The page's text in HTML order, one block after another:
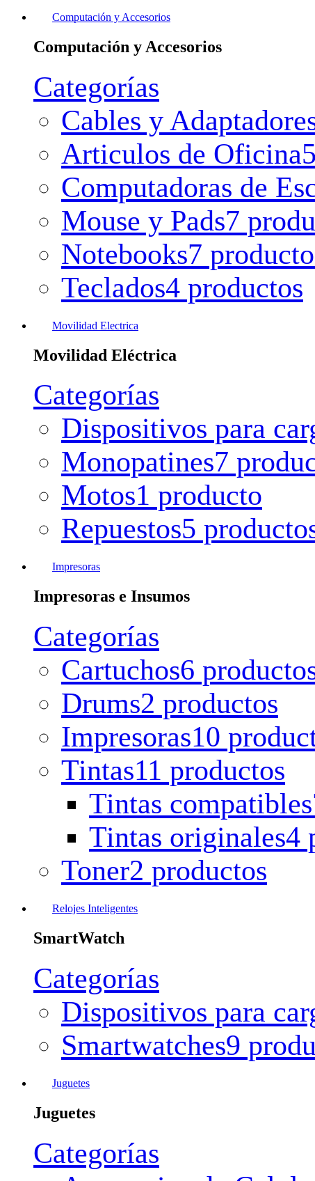
Computación y Accesorios
Computación y Accesorios
Categorías
Cables y
Articulos de Oficina
Computadoras de
Mouse y Pads7
Notebooks7
Teclados4 productos
Movilidad Electrica
Movilidad Eléctrica
Categorías
Dispositivos para
Monopatines7
Motos1 producto
Repuestos5
Impresoras
Impresoras e Insumos
Categorías
Cartuchos6
Drums2 productos
Impresoras10
Tintas11 productos
Tintas compatibles
Tintas originales4
Toner2 productos
Relojes Inteligentes
SmartWatch
Categorías
Dispositivos para
Smartwatches9
Juguetes
Juguetes
Categorías